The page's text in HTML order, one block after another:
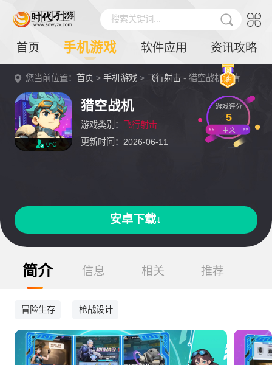
搜索关键词...
首页 手机游戏 软件应用 资讯攻略
您当前位置：首页 >手机游戏 > 飞行射击 - 猎空战机详情
0℃
猎空战机
游戏类别：
飞行射击
更新时间：2026-06-11
游戏评分
5
中文
安卓下载↓
简介 信息 相关 推荐
冒险生存 枪战设计